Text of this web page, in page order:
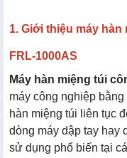
1. Giới thiệu máy
FRL-1000AS
Máy hàn miệng túi
máy công nghiệp
hàn miệng túi liên tục
dòng máy dập tay hay
sử dụng phổ biến tại